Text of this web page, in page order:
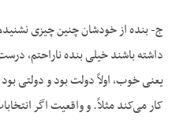
ج- بنده از خودشان چنین چیزی
داشته باشند خیلی بنده ناراحتم،
یعنی خوب، اولاً دولت بود و دولتی
کار می‌کند مثلاً. و واقعیت اگر